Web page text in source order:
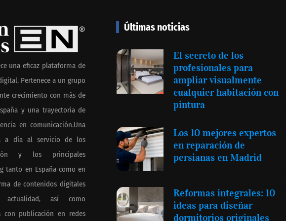
Toro Tapas inaugura su Raw
mediodía hasta el anochecer
con cocina abierta
una eficaz plataforma de
Pertenece a un grupo
crecimiento con más de
y una trayectoria de
en comunicación.Una
a día al servicio de los
y los principales
tanto en España como en
de contenidos digitales
así como
con publicación en redes
Últimas noticias
El secreto de los
profesionales para
ampliar visualmente
cualquier habitación con
pintura
Los 10 mejores expertos
en reparación de
persianas en Madrid
Reformas integrales: 10
ideas para diseñar
dormitorios originales